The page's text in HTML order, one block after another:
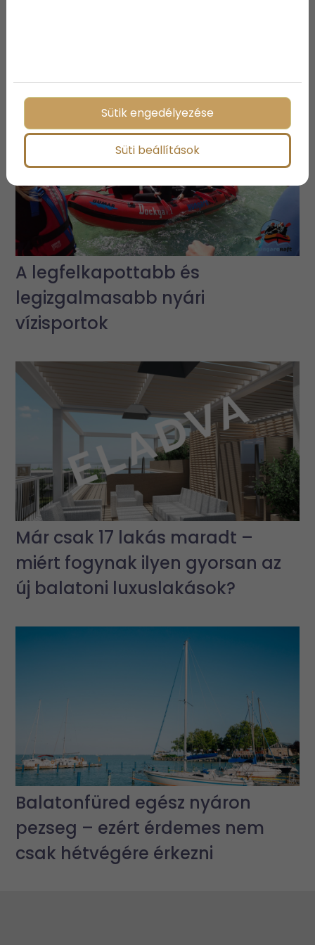
A legfelkapottabb és
legizgalmasabb nyári
vízisportok
Már csak 17 lakás maradt –
miért fogynak ilyen gyorsan az
új balatoni luxuslakások?
Balatonfüred egész nyáron
pezseg – ezért érdemes nem
csak hétvégére érkezni
Sütik engedélyezése
Süti beállítások